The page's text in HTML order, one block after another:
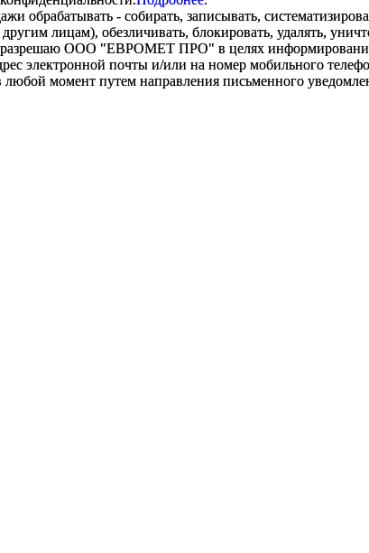
- собирать, записывать,
другим лицам), обезличивать, блокировать, удалять,
ООО "ЕВРОМЕТ ПРО" в целях информирования
электронной почты и/или на номер мобильного
момент путем направления письменного